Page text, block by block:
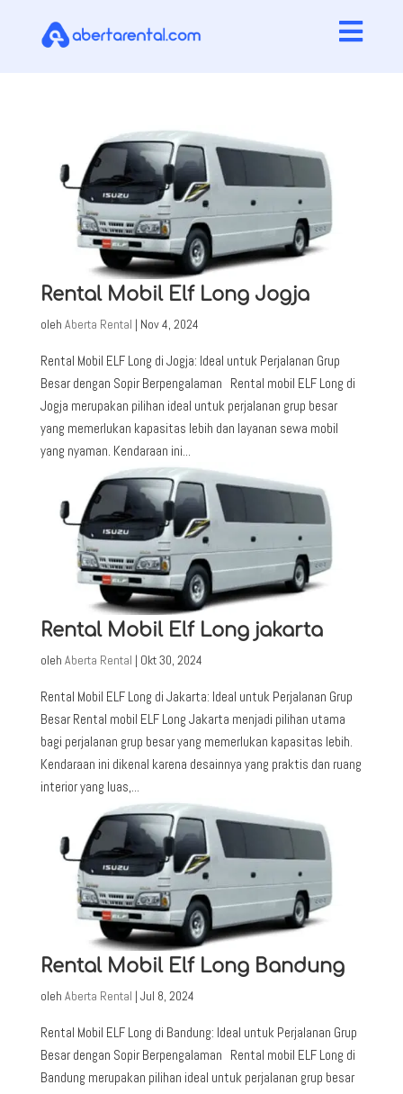

Rental Mobil Elf Long Jogja
oleh Aberta Rental | Nov 4, 2024
Rental Mobil ELF Long di Jogja: Ideal untuk Perjalanan Grup
Besar dengan Sopir Berpengalaman Rental mobil ELF Long di
Jogja merupakan pilihan ideal untuk perjalanan grup besar
yang memerlukan kapasitas lebih dan layanan sewa mobil
yang nyaman. Kendaraan ini...
Rental Mobil Elf Long jakarta
oleh Aberta Rental | Okt 30, 2024
Rental Mobil ELF Long di Jakarta: Ideal untuk Perjalanan Grup
Besar Rental mobil ELF Long Jakarta menjadi pilihan utama
bagi perjalanan grup besar yang memerlukan kapasitas lebih.
Kendaraan ini dikenal karena desainnya yang praktis dan ruang
interior yang luas,...
Rental Mobil Elf Long Bandung
oleh Aberta Rental | Jul 8, 2024
Rental Mobil ELF Long di Bandung: Ideal untuk Perjalanan Grup
Besar dengan Sopir Berpengalaman Rental mobil ELF Long di
Bandung merupakan pilihan ideal untuk perjalanan grup besar